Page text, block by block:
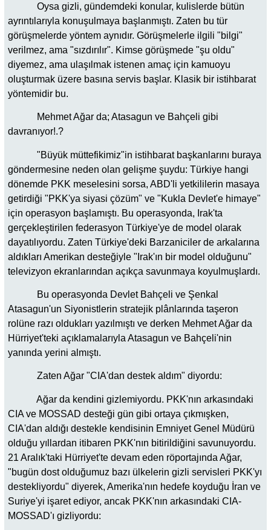
Oysa gizli, gündemdeki konular, kulislerde bütün
ayrıntılarıyla konuşulmaya başlanmıştı. Zaten bu tür
görüşmelerde yöntem aynıdır. Görüşmelerle ilgili "bilgi"
verilmez, ama "sızdırılır". Kimse görüşmede "şu oldu"
diyemez, ama ulaşılmak istenen amaç için kamuoyu
oluşturmak üzere basına servis başlar. Klasik bir istihbarat
yöntemidir bu.
Mehmet Ağar da; Atasagun ve Bahçeli gibi
davranıyor!.?
"Büyük müttefikimiz"in istihbarat başkanlarını buraya
göndermesine neden olan gelişme şuydu: Türkiye hangi
dönemde PKK meselesini sorsa, ABD'li yetkililerin masaya
getirdiği "PKK'ya siyasi çözüm" ve "Kukla Devlet'e himaye"
için operasyon başlamıştı. Bu operasyonda, Irak'ta
gerçekleştirilen federasyon Türkiye'ye de model olarak
dayatılıyordu. Zaten Türkiye'deki Barzaniciler de arkalarına
aldıkları Amerikan desteğiyle "Irak'ın bir model olduğunu"
televizyon ekranlarından açıkça savunmaya koyulmuşlardı.
Bu operasyonda Devlet Bahçeli ve Şenkal
Atasagun'un Siyonistlerin stratejik plânlarında taşeron
rolüne razı oldukları yazılmıştı ve derken Mehmet Ağar da
Hürriyet'teki açıklamalarıyla Atasagun ve Bahçeli'nin
yanında yerini almıştı.
Zaten Ağar "CIA'dan destek aldım" diyordu:
Ağar da kendini gizlemiyordu. PKK'nın arkasındaki
CIA ve MOSSAD desteği gün gibi ortaya çıkmışken,
CIA'dan aldığı destekle kendisinin Emniyet Genel Müdürü
olduğu yıllardan itibaren PKK'nın bitirildiğini savunuyordu.
21 Aralık'taki Hürriyet'te devam eden röportajında Ağar,
"bugün dost olduğumuz bazı ülkelerin gizli servisleri PKK'yı
destekliyordu" diyerek, Amerika'nın hedefe koyduğu İran ve
Suriye'yi işaret ediyor, ancak PKK'nın arkasındaki CIA-
MOSSAD'ı gizliyordu: